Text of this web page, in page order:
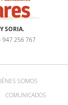
SORIA.
947 256 767
SOMOS
COMUNICADOS